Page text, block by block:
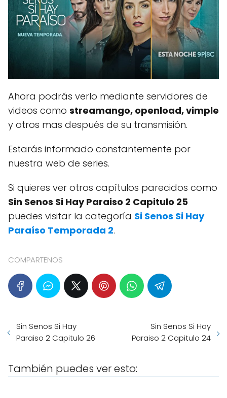
Ahora podrás verlo mediante servidores de
videos como streamango, openload, vimple
y otros mas después de su transmisión.
Estarás informado constantemente por
nuestra web de series.
Si quieres ver otros capítulos parecidos como
Sin Senos Si Hay Paraiso 2 Capitulo 25
puedes visitar la categoría Si Senos Si Hay
Paraíso Temporada 2.
COMPARTENOS
Sin Senos Si Hay
Paraiso 2 Capitulo 26
Sin Senos Si Hay
Paraiso 2 Capitulo 24
También puedes ver esto: